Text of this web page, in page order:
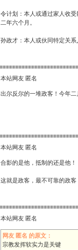
令计划：本人或通过家人收
二年六个月。
孙政才：本人或伙同特定关
本站网友 匿名
出尔反尔的一堆政客！今年
本站网友 匿名
合影的是他，抵制的还是他！
这就是政客，最不可靠的政客
本站网友 匿名
网友 匿名 的原文：
宗教发挥软实力是关键